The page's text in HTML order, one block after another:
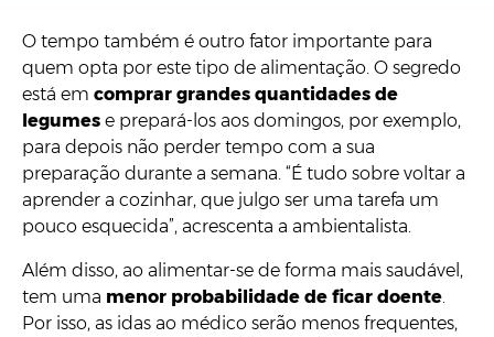
O tempo também é outro fator importante para
quem opta por este tipo de alimentação. O segredo
está em comprar grandes quantidades de
legumes e prepará-los aos domingos, por exemplo,
para depois não perder tempo com a sua
preparação durante a semana. “É tudo sobre voltar a
aprender a cozinhar, que julgo ser uma tarefa um
pouco esquecida”, acrescenta a ambientalista.
Além disso, ao alimentar-se de forma mais saudável,
tem uma menor probabilidade de ficar doente
Por isso, as idas ao médico serão menos frequentes,